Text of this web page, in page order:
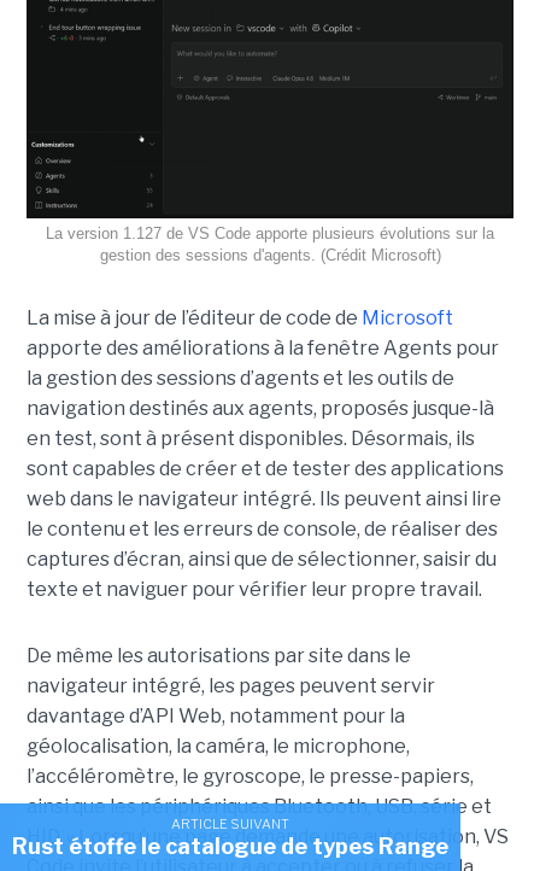
La version 1.127 de VS Code apporte plusieurs évolutions sur la
gestion des sessions d'agents. (Crédit Microsoft)
La mise à jour de l’éditeur de code de Microsoft
apporte des améliorations à la fenêtre Agents pour
la gestion des sessions d’agents et les outils de
navigation destinés aux agents, proposés jusque-là
en test, sont à présent disponibles. Désormais, ils
sont capables de créer et de tester des applications
web dans le navigateur intégré. Ils peuvent ainsi lire
le contenu et les erreurs de console, de réaliser des
captures d’écran, ainsi que de sélectionner, saisir du
texte et naviguer pour vérifier leur propre travail.
De même les autorisations par site dans le
navigateur intégré, les pages peuvent servir
davantage d’API Web, notamment pour la
géolocalisation, la caméra, le microphone,
l’accéléromètre, le gyroscope, le presse-papiers,
ainsi que les périphériques Bluetooth, USB, série et
HID. « Lorsqu’une page demande une autorisation, VS
ARTICLE SUIVANT
Rust étoffe le catalogue de types Range